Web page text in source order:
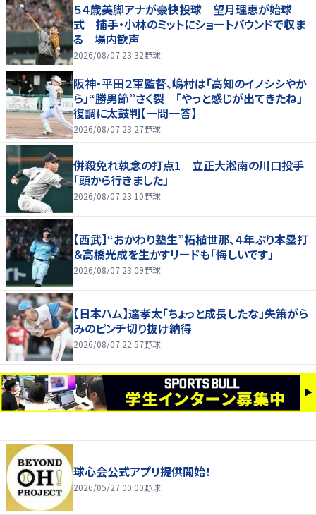
５４歳美脚アナが豪快投球 望月理恵が始球
式 捕手・小林のミットにショートバウンドで収ま
る 場内歓声
2026/08/07 23:32野球
阪神・平田２軍監督、嶋村は「高知のイノシシやか
ら」“勝男節”さく裂 「やっと感じが出てきたね」
復調に太鼓判【一問一答】
2026/08/07 23:27野球
併殺免れ執念の打点1 立正大淞南の川口投手
「頭から行きました」
2026/08/07 23:10野球
【西武】“おかわり塾生”柘植世那、４年ぶり本塁打
＆高橋光成を生かすリードも「悔しいです」
2026/08/07 23:09野球
【日本ハム】達孝太「ちょっと成長したな」失策がら
みのピンチ切り抜け納得
2026/08/07 22:57野球
球心会公式アプリ提供開始！
2026/05/27 00:00野球